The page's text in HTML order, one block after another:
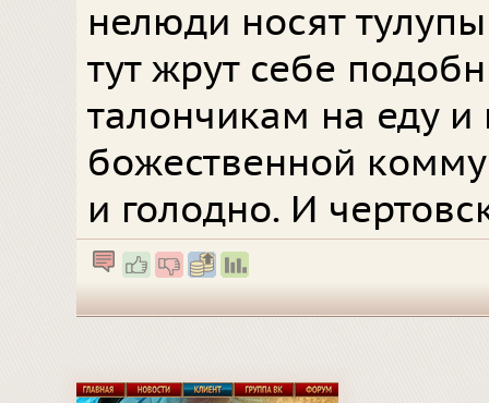
нелюди носят
тут жрут себе
талончикам на еду и
божественной
и голодно. И